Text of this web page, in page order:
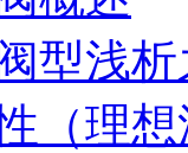
型浅
（理